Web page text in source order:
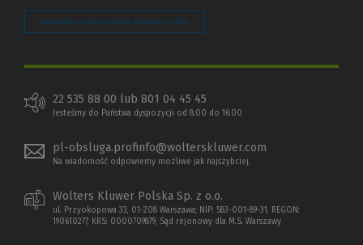
Zarządzaj preferencjami plików cookie
22 535 88 00 lub 801 04 45 45
Jesteśmy do Państwa dyspozycji od 8:00 do 16:00
pl-obsluga.profinfo@wolterskluwer.com
Na wiadomość odpowiemy możliwe jak najszybciej.
Wolters Kluwer Polska Sp. z o.o.
ul. Przyokopowa 33, 01-208 Warszawa; NIP: 583-001-89-31, REGON:
190610277, KRS: 0000709879, Sąd rejonowy dla M.S. Warszawy